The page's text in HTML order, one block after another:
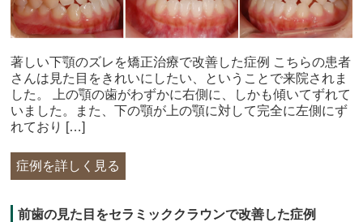
著しい下顎のズレを矯正治療で改善した症例 こちらの患者
さんは見た目をきれいにしたい、ということで来院されま
した。 上の顎の歯がわずかに右側に、しかも傾いてずれて
いました。また、下の顎が上の顎に対して完全に左側にず
れており […]
症例を詳しく見る
前歯の見た目をセラミッククラウンで改善した症例